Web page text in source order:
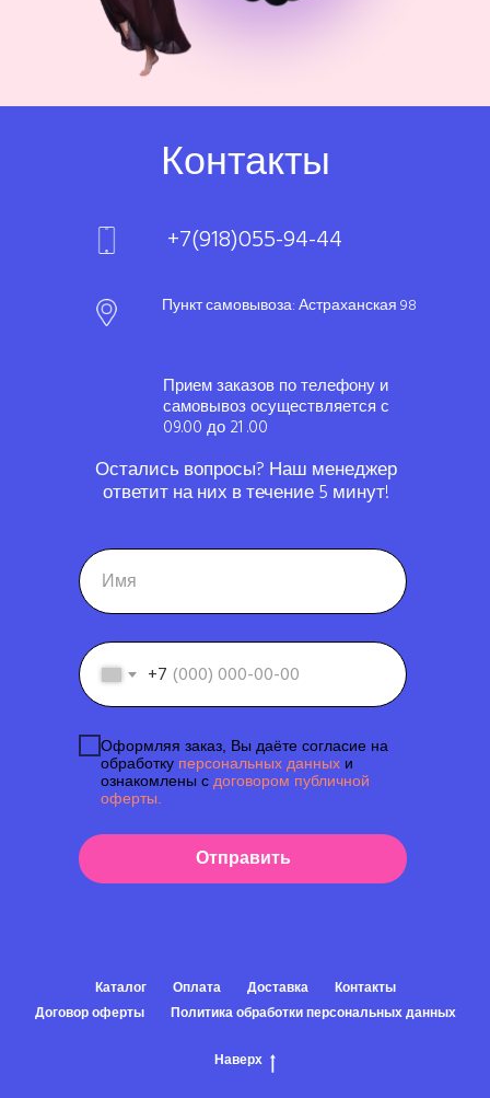
+7
Оформляя заказ, Вы даёте согласие на
обработку персональных данных и
ознакомлены с договором публичной
оферты.
Отправить
Контакты
Пункт самовывоза: Астраханская 98
+7(918)055-94-44
Прием заказов по телефону и
самовывоз осуществляется с
09.00 до 21 .00
Остались вопросы? Наш менеджер
ответит на них в течение 5 минут!
Каталог Оплата Доставка
Контакты
Договор оферты
Политика обработки персональных данных
Наверх